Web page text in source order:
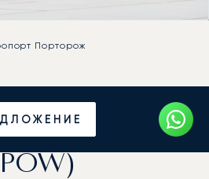
Порторож
джет в
Порторож